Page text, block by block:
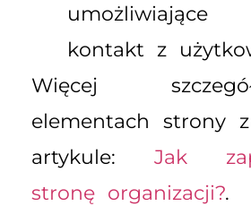
kontakt z
Więcej
elementach strony
artykule: Jak
stronę organizacji?.